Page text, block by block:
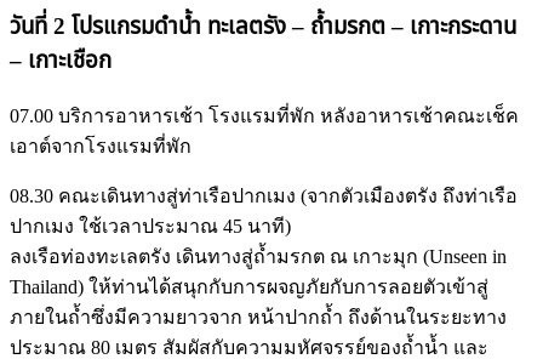
วันที่ 2 โปรแกรมดำน้ำ ทะเลตรัง – ถ้ำมรกต – เกาะกระดาน
– เกาะเชือก
07.00 บริการอาหารเช้า โรงแรมที่พัก หลังอาหารเช้าคณะเช็ค
เอาต์จากโรงแรมที่พัก
08.30 คณะเดินทางสู่ท่าเรือปากเมง (จากตัวเมืองตรัง ถึงท่าเรือ
ปากเมง ใช้เวลาประมาณ 45 นาที)
ลงเรือท่องทะเลตรัง เดินทางสู่ถ้ำมรกต ณ เกาะมุก (Unseen in
Thailand) ให้ท่านได้สนุกกับการผจญภัยกับการลอยตัวเข้าสู่
ภายในถ้ำซึ่งมีความยาวจาก หน้าปากถ้ำ ถึงด้านในระยะทาง
ประมาณ 80 เมตร สัมผัสกับความมหัศจรรย์ของถ้ำน้ำ และ